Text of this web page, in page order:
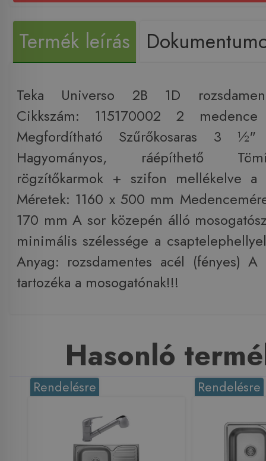
Termék leírás
Teka Universo 2B 1D
Cikkszám: 115170002 2
Megfordítható Szűrőkosaras 3 ½"
Hagyományos, ráépíthető
rögzítőkarmok + szifon mellékelve a
Méretek: 1160 x 500 mm
170 mm A sor közepén álló
minimális szélessége a
Anyag: rozsdamentes acél (fényes)
tartozéka a mosogatónak!!!
Hasonló
Rendelésre Rendelésre